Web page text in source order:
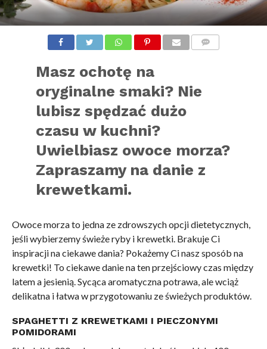
Masz ochotę na
oryginalne smaki? Nie
lubisz spędzać dużo
czasu w kuchni?
Uwielbiasz owoce morza?
Zapraszamy na danie z
krewetkami.
Owoce morza to jedna ze zdrowszych opcji dietetycznych,
jeśli wybierzemy świeże ryby i krewetki. Brakuje Ci
inspiracji na ciekawe dania? Pokażemy Ci nasz sposób na
krewetki! To ciekawe danie na ten przejściowy czas między
latem a jesienią. Sycąca aromatyczna potrawa, ale wciąż
delikatna i łatwa w przygotowaniu ze świeżych produktów.
SPAGHETTI Z KREWETKAMI I PIECZONYMI
POMIDORAMI